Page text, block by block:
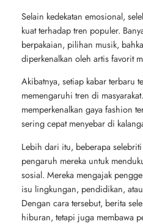
Selain kedekatan emosional,
kuat terhadap tren populer.
berpakaian, pilihan musik,
diperkenalkan oleh artis favorit
Akibatnya, setiap kabar terbaru
memengaruhi tren di
memperkenalkan gaya fashion
sering cepat menyebar di
Lebih dari itu, beberapa
pengaruh mereka untuk
sosial. Mereka mengajak
isu lingkungan, pendidikan,
Dengan cara tersebut, berita
hiburan, tetapi juga membawa